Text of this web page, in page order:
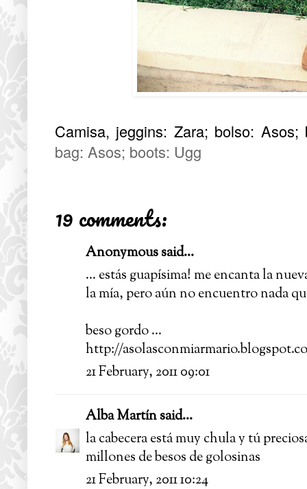
Camisa, jeggins: Zara; bolso:
bag: Asos; boots: Ugg
19 comments:
Anonymous said...
... estás guapísima! me encanta la
la mía, pero aún no encuentro nada
beso gordo ...
http://
21 February, 2011 09:01
Alba Martínsaid...
la cabecera está muy chula y tú
millones de besos de golosinas
21 February, 2011 10:24